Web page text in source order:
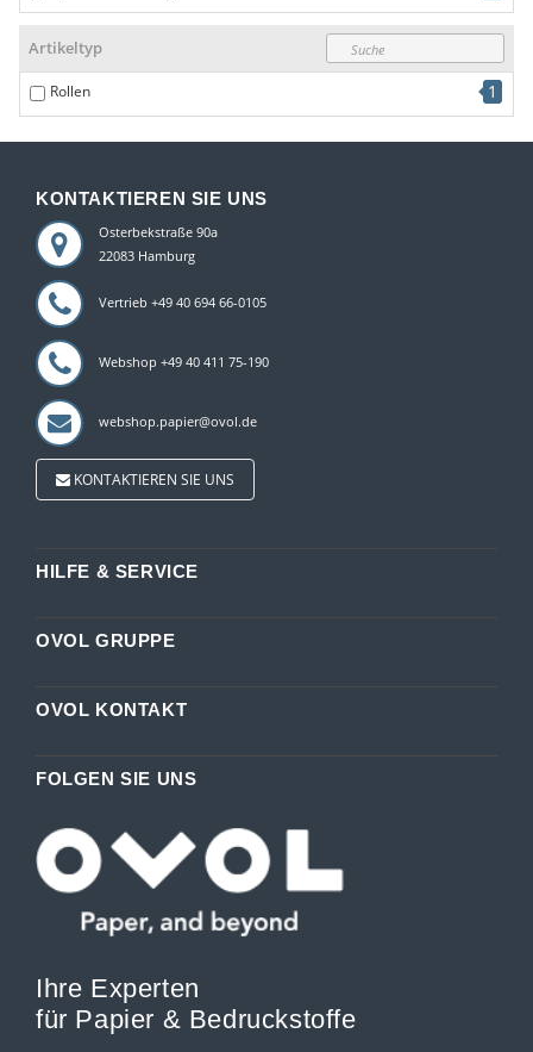
Artikeltyp
Rollen 1
KONTAKTIEREN SIE UNS
Osterbekstraße 90a
22083 Hamburg
Vertrieb +49 40 694 66-0105
Webshop +49 40 411 75-190
webshop.papier@ovol.de
KONTAKTIEREN SIE UNS
HILFE & SERVICE
OVOL GRUPPE
OVOL KONTAKT
FOLGEN SIE UNS
Ihre Experten
für Papier & Bedruckstoffe